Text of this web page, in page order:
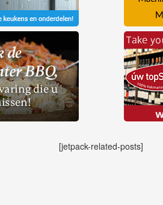
[jetpack-related-posts]